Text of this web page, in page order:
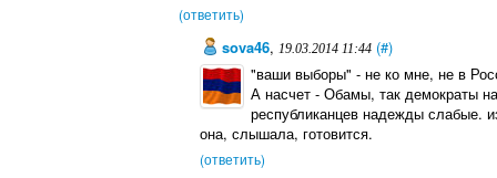
(ответить)
sova46, 19.03.2014 11:44 (#)
"ваши выборы" - не ко мне, не в
А насчет - Обамы, так демократы
республиканцев надежды слабые.
она, слышала, готовится.
(ответить)